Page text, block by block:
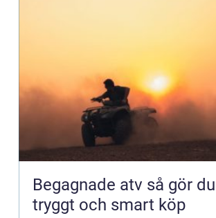
Begagnade atv så gör du ett
tryggt och smart köp